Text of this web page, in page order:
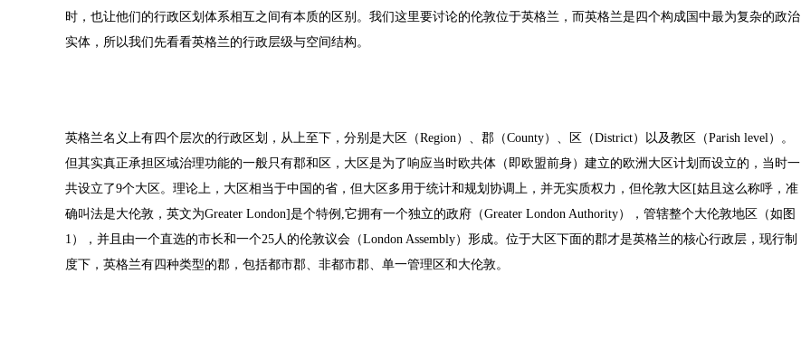
时，也让他们的行政区划体系相互之间有本质的区别。我们这里要讨论的伦敦位于英格兰，而英格兰是四个构成国中最为复杂的政治
实体，所以我们先看看英格兰的行政层级与空间结构。
英格兰名义上有四个层次的行政区划，从上至下，分别是大区（Region）、郡（County）、区（District）以及教区（Parish level）。
但其实真正承担区域治理功能的一般只有郡和区，大区是为了响应当时欧共体（即欧盟前身）建立的欧洲大区计划而设立的，当时一
共设立了9个大区。理论上，大区相当于中国的省，但大区多用于统计和规划协调上，并无实质权力，但伦敦大区[姑且这么称呼，准
确叫法是大伦敦，英文为Greater London]是个特例,它拥有一个独立的政府（Greater London Authority），管辖整个大伦敦地区（如图
1），并且由一个直选的市长和一个25人的伦敦议会（London Assembly）形成。位于大区下面的郡才是英格兰的核心行政层，现行制
度下，英格兰有四种类型的郡，包括都市郡、非都市郡、单一管理区和大伦敦。